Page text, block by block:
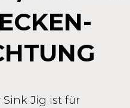
Sink Jig ist für